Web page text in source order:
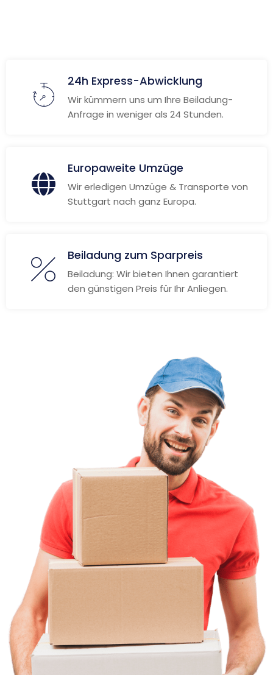
24h Express-Abwicklung
Wir kümmern uns um Ihre Beiladung-
Anfrage in weniger als 24 Stunden.
Europaweite Umzüge
Wir erledigen Umzüge & Transporte von
Stuttgart nach ganz Europa.
Beiladung zum Sparpreis
Beiladung: Wir bieten Ihnen garantiert
den günstigen Preis für Ihr Anliegen.